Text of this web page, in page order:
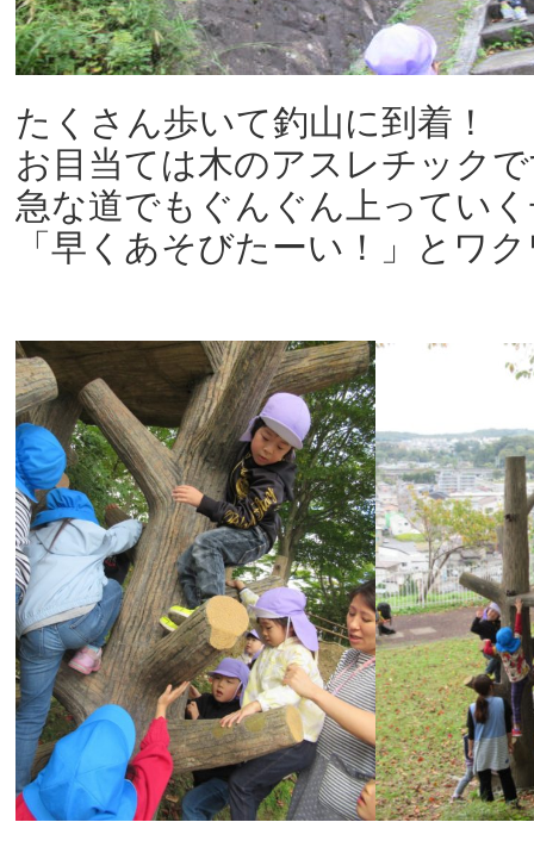
たくさん歩いて釣山に到着！
お目当ては木のアスレチック
急な道でもぐんぐん上ってい
「早くあそびたーい！」とワ